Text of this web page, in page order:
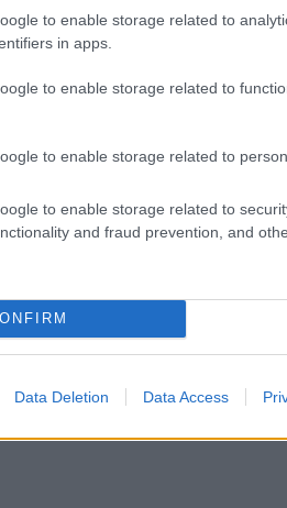
to enable storage related to
in apps.
to enable storage related to
to enable storage related to
to enable storage related to
and fraud prevention, and
Data Deletion Data Access